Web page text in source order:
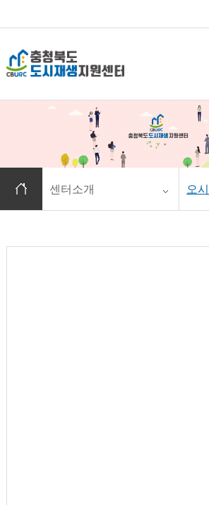
충청
홈으로 이동
센터소개 오